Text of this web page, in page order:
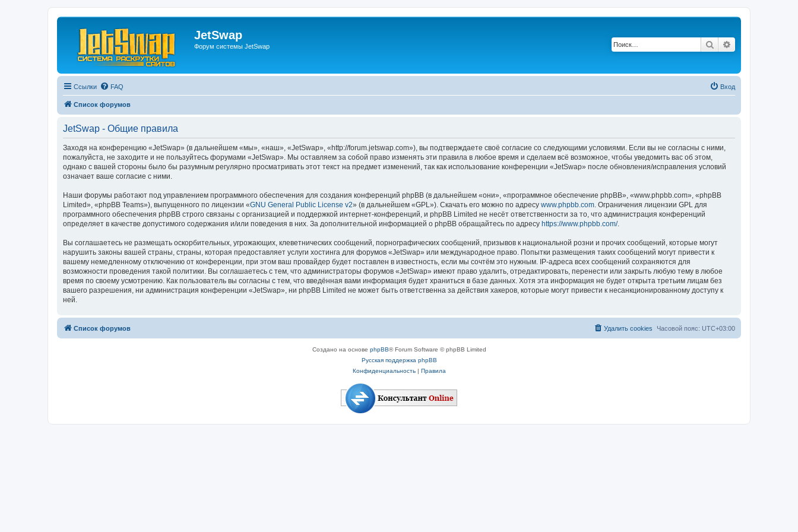
JetSwap
Форум системы JetSwap Поиск
Ссылки FAQ Вход
Список форумов
JetSwap - Общие правила
Заходя на конференцию «JetSwap» (в дальнейшем «мы», «наш», «JetSwap», «http://forum.jetswap.com»), вы подтверждаете своё согласие со следующими условиями. Если вы не согласны с ними,
пожалуйста, не заходите и не пользуйтесь форумами «JetSwap». Мы оставляем за собой право изменять эти правила в любое время и сделаем всё возможное, чтобы уведомить вас об этом,
однако с вашей стороны было бы разумным регулярно просматривать этот текст на предмет изменений, так как использование конференции «JetSwap» после обновления/исправления условий
означает ваше согласие с ними.
Наши форумы работают под управлением программного обеспечения для создания конференций phpBB (в дальнейшем «они», «программное обеспечение phpBB», «www.phpbb.com», «phpBB
Limited», «phpBB Teams»), выпущенного по лицензии «GNU General Public License v2» (в дальнейшем «GPL»). Скачать его можно по адресу www.phpbb.com. Ограничения лицензии GPL для
программного обеспечения phpBB строго связаны с организацией и поддержкой интернет-конференций, и phpBB Limited не несёт ответственности за то, что администрация конференций
определяет в качестве допустимого содержания и/или поведения в них. За дополнительной информацией о phpBB обращайтесь по адресу https://www.phpbb.com/.
Вы соглашаетесь не размещать оскорбительных, угрожающих, клеветнических сообщений, порнографических сообщений, призывов к национальной розни и прочих сообщений, которые могут
нарушить законы вашей страны, страны, которая предоставляет услуги хостинга для форумов «JetSwap» или международное право. Попытки размещения таких сообщений могут привести к
вашему немедленному отключению от конференции, при этом ваш провайдер будет поставлен в известность, если мы сочтём это нужным. IP-адреса всех сообщений сохраняются для
возможности проведения такой политики. Вы соглашаетесь с тем, что администраторы форумов «JetSwap» имеют право удалить, отредактировать, перенести или закрыть любую тему в любое
время по своему усмотрению. Как пользователь вы согласны с тем, что введённая вами информация будет храниться в базе данных. Хотя эта информация не будет открыта третьим лицам без
вашего разрешения, ни администрация конференции «JetSwap», ни phpBB Limited не может быть ответственна за действия хакеров, которые могут привести к несанкционированному доступу к
ней.
Список форумов Часовой пояс: UTC+03:00
Удалить cookies
Создано на основе phpBB® Forum Software © phpBB Limited
Русская поддержка phpBB
Конфиденциальность| Правила